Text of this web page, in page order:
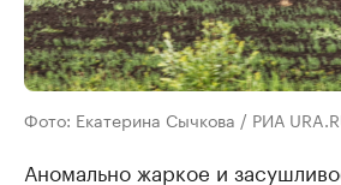
Фото: Екатерина Сычкова / РИА
Аномально жаркое и